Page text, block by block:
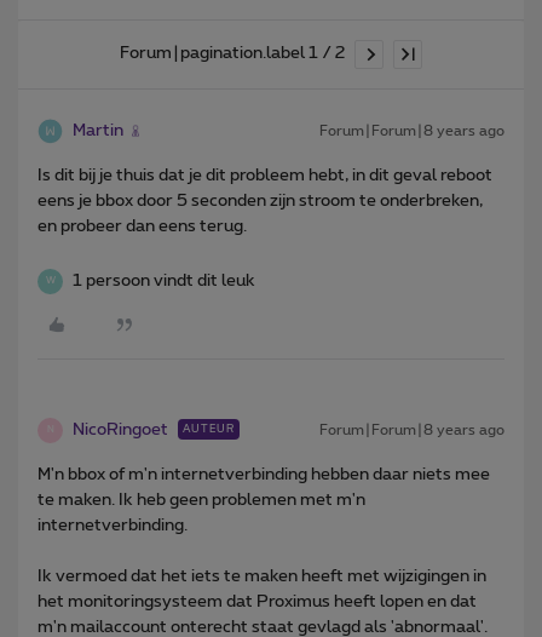
Forum|pagination.label 1 / 2
Martin Forum|Forum|8 years ago
Is dit bij je thuis dat je dit probleem hebt, in dit geval reboot
eens je bbox door 5 seconden zijn stroom te onderbreken,
en probeer dan eens terug.
W 1 persoon vindt dit leuk
NicoRingoet AUTEUR Forum|Forum|8 years ago
M'n bbox of m'n internetverbinding hebben daar niets mee
te maken. Ik heb geen problemen met m'n
internetverbinding.
Ik vermoed dat het iets te maken heeft met wijzigingen in
het monitoringsysteem dat Proximus heeft lopen en dat
m'n mailaccount onterecht staat gevlagd als 'abnormaal'.